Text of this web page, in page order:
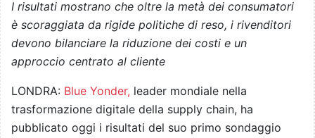
I risultati mostrano che oltre la metà dei consumatori
è scoraggiata da rigide politiche di reso, i rivenditori
devono bilanciare la riduzione dei costi e un
approccio centrato al cliente
LONDRA: Blue Yonder, leader mondiale nella
trasformazione digitale della supply chain, ha
pubblicato oggi i risultati del suo primo sondaggio